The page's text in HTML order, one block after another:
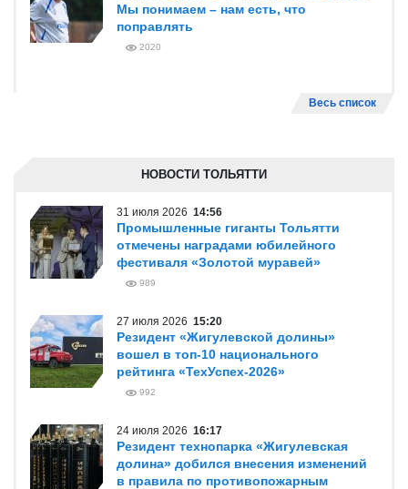
Мы понимаем – нам есть, что
поправлять
2020
Весь список
НОВОСТИ ТОЛЬЯТТИ
31 июля 2026 14:56
Промышленные гиганты Тольятти
отмечены наградами юбилейного
фестиваля «Золотой муравей»
989
27 июля 2026 15:20
Резидент «Жигулевской долины»
вошел в топ-10 национального
рейтинга «ТехУспех-2026»
992
24 июля 2026 16:17
Резидент технопарка «Жигулевская
долина» добился внесения изменений
в правила по противопожарным